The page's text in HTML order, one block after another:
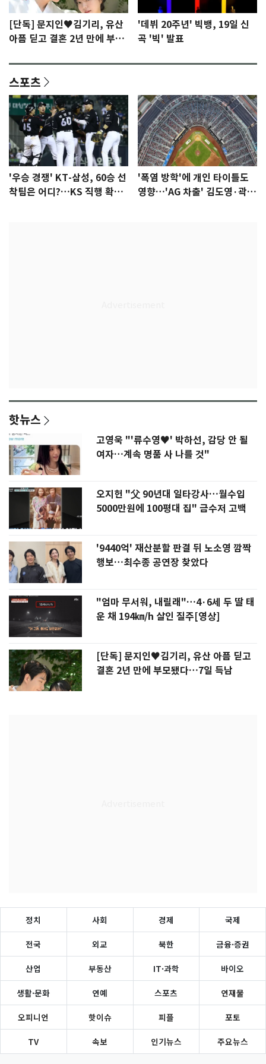
[단독] 문지인♥김기리, 유산
아픔 딛고 결혼 2년 만에 부모
'데뷔 20주년' 빅뱅, 19일 신
곡 '빅' 발표
스포츠
'우승 경쟁' KT-삼성, 60승 선
착팀은 어디?…KS 직행 확률
'폭염 방학'에 개인 타이틀도
영향…'AG 차출' 김도영·곽빈
핫뉴스
고영욱 "'류수영♥' 박하선, 감당 안 될
여자…계속 명품 사 나를 것"
오지헌 "父 90년대 일타강사…월수입
5000만원에 100평대 집" 금수저 고백
'9440억' 재산분할 판결 뒤 노소영 깜짝
행보…최수종 공연장 찾았다
"엄마 무서워, 내릴래"…4·6세 두 딸 태
운 채 194㎞/h 살인 질주[영상]
[단독] 문지인♥김기리, 유산 아픔 딛고
결혼 2년 만에 부모됐다…7일 득남
정치 사회 경제 국제
전국 외교 북한 금융·증권
산업 부동산 IT·과학 바이오
생활·문화 연예 스포츠 연재물
오피니언 핫이슈 피플 포토
TV 속보 인기뉴스 주요뉴스